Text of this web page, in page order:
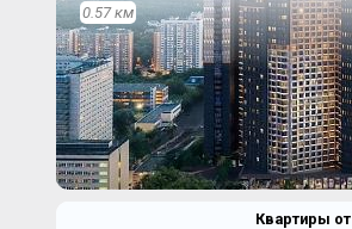
0.57 км
Квартиры от